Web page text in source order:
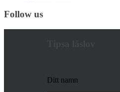
Follow us
Ditt namn